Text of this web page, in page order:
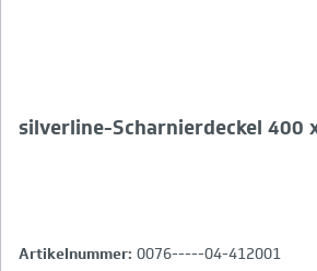
silverline-Scharnierdeckel 400
Artikelnummer: 0076-----04-412001